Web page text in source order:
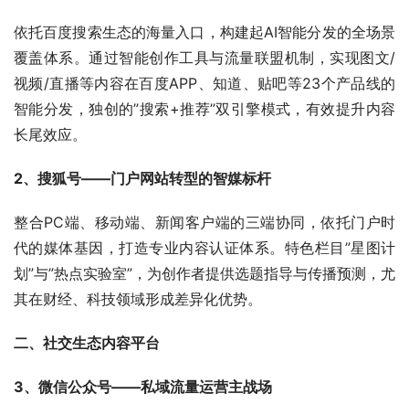
依托百度搜索生态的海量入口，构建起AI智能分发的全场景
覆盖体系。通过智能创作工具与流量联盟机制，实现图文/
视频/直播等内容在百度APP、知道、贴吧等23个产品线的
智能分发，独创的”搜索+推荐”双引擎模式，有效提升内容
长尾效应。
2、搜狐号——门户网站转型的智媒标杆
整合PC端、移动端、新闻客户端的三端协同，依托门户时
代的媒体基因，打造专业内容认证体系。特色栏目”星图计
划”与”热点实验室”，为创作者提供选题指导与传播预测，尤
其在财经、科技领域形成差异化优势。
二、社交生态内容平台
3、微信公众号——私域流量运营主战场